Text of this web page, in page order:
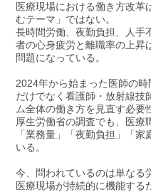
医療現場における働き方改革
むテーマ」ではない。
長時間労働、夜勤負担、人手
者の心身疲労と離職率の上昇
問題になっている。
2024年から始まった医師の
だけでなく看護師・放射線技
ム全体の働き方を見直す必要
厚生労働省の調査でも、医療
「業務量」「夜勤負担」「
いる。
今、問われているのは単なる
医療現場が持続的に機能する